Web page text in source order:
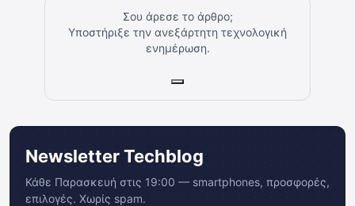
Σου άρεσε το άρθρο;
Υποστήριξε την ανεξάρτητη τεχνολογική
ενημέρωση.
Newsletter Techblog
Κάθε Παρασκευή στις 19:00 — smartphones, προσφορές,
επιλογές. Χωρίς spam.